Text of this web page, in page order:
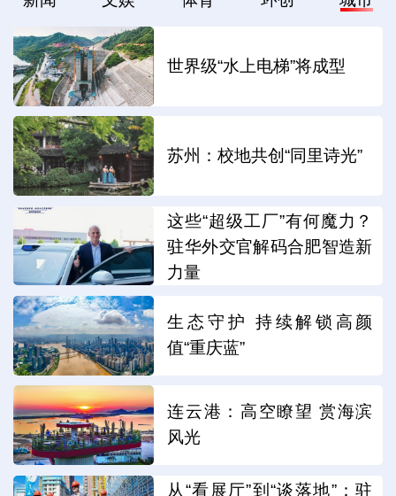
世界级“水上电梯”将成型
苏州：校地共创“同里诗光”
这些“超级工厂”有何魔力？
驻华外交官解码合肥智造新
力量
生态守护 持续解锁高颜
值“重庆蓝”
连云港：高空瞭望 赏海滨
风光
从“看展厅”到“谈落地”：驻